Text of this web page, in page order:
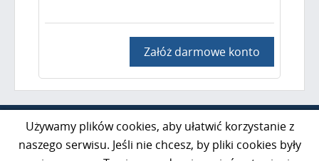
Załóż darmowe konto
Al. Jerozolimskie 85 lok. 21
02-001 Warszawa
Używamy plików cookies, aby ułatwić korzystanie z
naszego serwisu. Jeśli nie chcesz, by pliki cookies były